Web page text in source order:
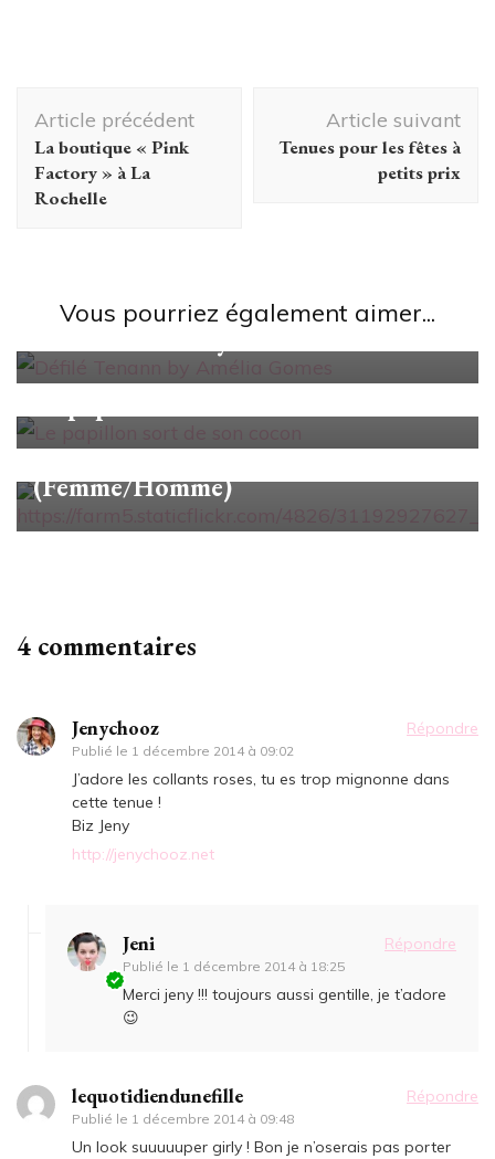
Navigation
d'article
Article précédent
La boutique « Pink
Factory » à La
Rochelle
Article suivant
Tenues pour les fêtes à
petits prix
Vous pourriez également aimer...
Looks/Conseils
Défilé Tenann by Amélia Gomes
Looks/Conseils
Looks/Conseils
Mes idées de cadeaux de Noël 2018
(Femme/Homme)
4 commentaires
Jenychooz
Publié le 1 décembre 2014 à 09:02
Répondre
J’adore les collants roses, tu es trop mignonne dans
cette tenue !
Biz Jeny
http://jenychooz.net
Jeni
Publié le 1 décembre 2014 à 18:25
Répondre
Merci jeny !!! toujours aussi gentille, je t’adore
😉
lequotidiendunefille
Publié le 1 décembre 2014 à 09:48
Répondre
Un look suuuuuper girly ! Bon je n’oserais pas porter